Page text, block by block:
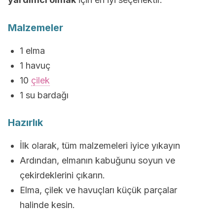
Malzemeler
1 elma
1 havuç
10 çilek
1 su bardağı
Hazırlık
İlk olarak, tüm malzemeleri iyice yıkayın
Ardından, elmanın kabuğunu soyun ve
çekirdeklerini çıkarın.
Elma, çilek ve havuçları küçük parçalar
halinde kesin.